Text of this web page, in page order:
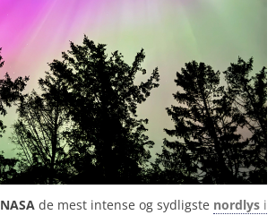
NASA de mest intense og sydligste nordlys i